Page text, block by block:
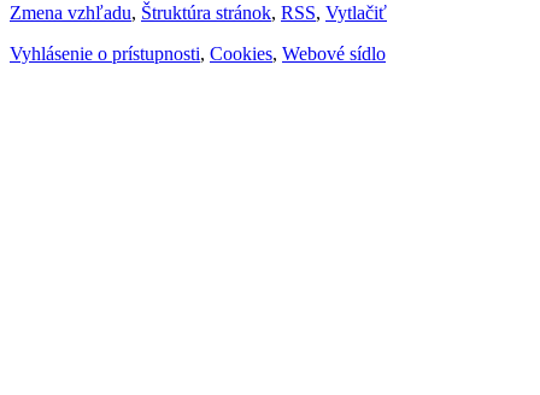
Zmena vzhľadu, Štruktúra stránok, RSS, Vytlačiť
Vyhlásenie o prístupnosti, Cookies, Webové sídlo